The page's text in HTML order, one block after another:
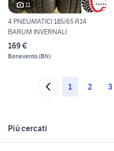
11
4 PNEUMATICI 185/65 R14
BARUM INVERNALI
169 €
Benevento(BN)
1 2 3
Più cercati